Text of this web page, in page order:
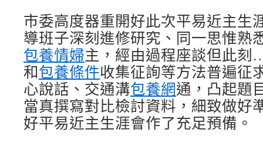
市委高度器重開好此次平易近主生
導班子深刻進修研究、同一思惟熟
包養情婦主，經由過程座談但此
和包養條件收集征詢等方法普遍征
心說話、交通溝包養網通，凸起題
當真撰寫對比檢討資料，細致做好
好平易近主生涯會作了充足預備。